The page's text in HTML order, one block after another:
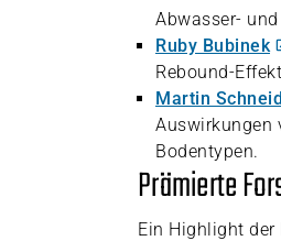
Abwasser-
Ruby Bubinek
Rebound-
Martin
Auswirkungen
Bodentypen.
Prämierte
Ein Highlight der